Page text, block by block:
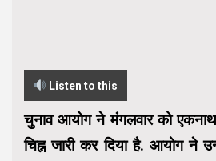
Listen to this
चुनाव आयोग ने मंगलवार को
चिह्न जारी कर दिया है. आयोग ने